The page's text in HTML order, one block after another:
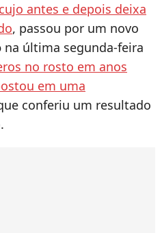
cujo antes e depois deixa
, passou por um novo
na última segunda-feira
no rosto em anos
em uma
conferiu um resultado